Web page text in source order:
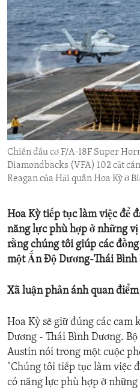
SearchASIA
EUROPE
MIDDLE EAST
SECURITY AND DEFENSE
AID AND DEVELOPMENT
DEMOCRACY AND
ECONOMY AND TRADE
ENVIRONMENT AND HEALTH
IDEALS AND INSTITUTIONS
ABOUT US
FOLLOW US
Chiến đấu cơ F/A-18F Super
Diamondbacks (VFA) 102 cất
Reagan của Hải quân Hoa Kỳ ở
Hoa Kỳ tiếp tục làm việc để
năng lực phù hợp ở những
rằng chúng tôi giúp các
một Ấn Độ Dương-Thái
Xã luận phản ánh quan
Hoa Kỳ sẽ giữ đúng các cam
Dương - Thái Bình Dương.
Austin nói trong một cuộc
"Chúng tôi tiếp tục làm việc
có năng lực phù hợp ở